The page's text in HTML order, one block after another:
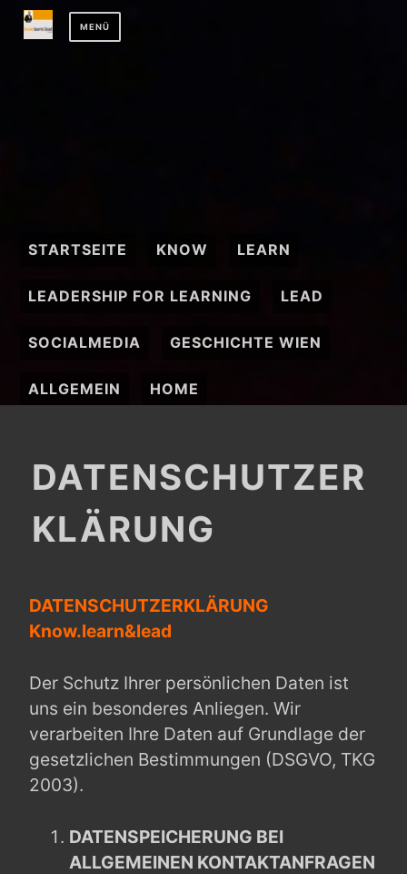
Zum
Inhalt
MENÜ
STARTSEITE KNOW LEARN
LEADERSHIP FOR LEARNING LEAD
SOCIALMEDIA GESCHICHTE WIEN
ALLGEMEIN HOME
DATENSCHUTZER
KLÄRUNG
DATENSCHUTZERKLÄRUNG
Know.learn&lead
Der Schutz Ihrer persönlichen Daten ist
uns ein besonderes Anliegen. Wir
verarbeiten Ihre Daten auf Grundlage der
gesetzlichen Bestimmungen (DSGVO, TKG
2003).
DATENSPEICHERUNG BEI
ALLGEMEINEN KONTAKTANFRAGEN